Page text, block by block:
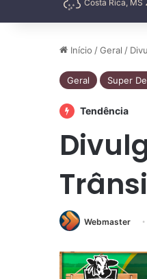
Costa Rica, MS
Início /Geral /
Geral Super
Tendência
Webmaster